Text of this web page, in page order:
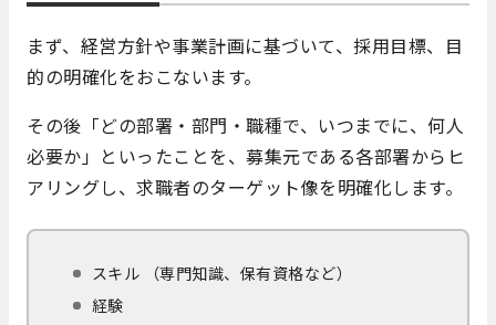
まず、経営方針や事業計画に基づいて、採用目標、目
的の明確化をおこないます。
その後「どの部署・部門・職種で、いつまでに、何人
必要か」といったことを、募集元である各部署からヒ
アリングし、求職者のターゲット像を明確化します。
スキル （専門知識、保有資格など）
経験